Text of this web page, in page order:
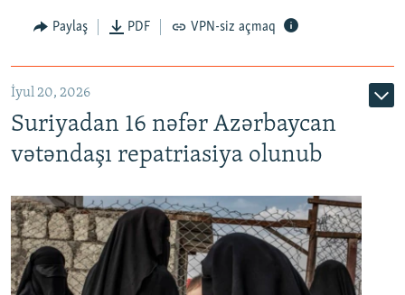
Auto
Paylaş PDF VPN-siz açmaq
İyul 20, 2026
Suriyadan 16 nəfər Azərbaycan
vətəndaşı repatriasiya olunub